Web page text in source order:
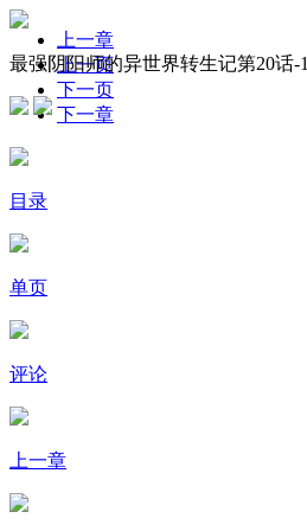
最强阴阳师的异世界转生记第20话-1
上一章
上一页
下一页
下一章
目录
单页
评论
上一章